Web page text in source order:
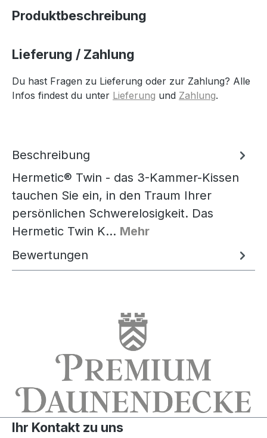
Produktbeschreibung
Lieferung / Zahlung
Du hast Fragen zu Lieferung oder zur Zahlung? Alle
Infos findest du unter Lieferung und Zahlung.
Beschreibung
Hermetic® Twin - das 3-Kammer-Kissen
tauchen Sie ein, in den Traum Ihrer
persönlichen Schwerelosigkeit. Das
Hermetic Twin K… Mehr
Bewertungen
Ihr Kontakt zu uns